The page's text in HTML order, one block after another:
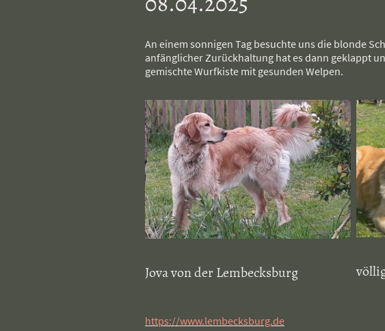
An einem sonnigen Tag besuchte uns die blonde
anfänglicher Zurückhaltung hat es dann geklappt
gemischte Wurfkiste mit gesunden Welpen.
Jova von der Lembecksburg
https://www.lembecksburg.de